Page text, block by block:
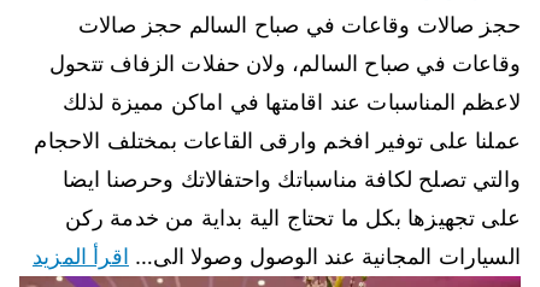
حجز صالات وقاعات في صباح السالم حجز صالات
وقاعات في صباح السالم، ولان حفلات الزفاف تتحول
لاعظم المناسبات عند اقامتها في اماكن مميزة لذلك
عملنا على توفير افخم وارقى القاعات بمختلف الاحجام
والتي تصلح لكافة مناسباتك واحتفالاتك وحرصنا ايضا
على تجهيزها بكل ما تحتاج الية بداية من خدمة ركن
السيارات المجانية عند الوصول وصولا الى… اقرأ المزيد